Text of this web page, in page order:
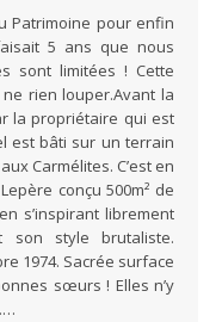
5 ans que nous
sont limitées ! Cette
rien louper.Avant la
la propriétaire qui est
est bâti sur un terrain
Carmélites. C’est en
conçu 500m² de
s’inspirant librement
style brutaliste.
1974. Sacrée surface
sœurs ! Elles n’y